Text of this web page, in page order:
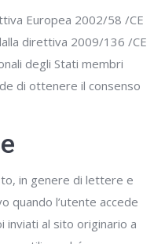
Europea 2002/58 /CE
direttiva 2009/136 /CE
degli Stati membri
di ottenere il consenso
in genere di lettere e
quando l’utente accede
inviati al sito originario a